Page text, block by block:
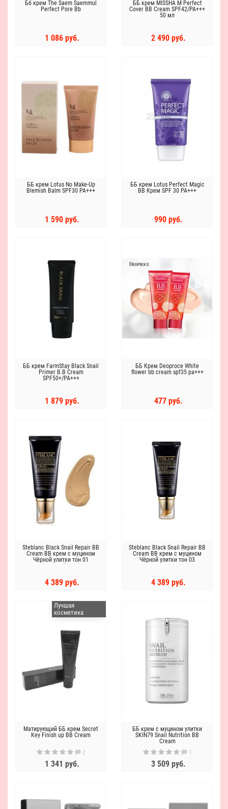
Бб крем The Saem Saemmul
Perfect Pore Bb
1 086 руб.
ББ крем MISSHA M Perfect
Cover BB Cream SPF42/PA+++
50 мл
2 490 руб.
ББ крем Lotus No Make-Up
Blemish Balm SPF30 PA+++
1 590 руб.
ББ крем Lotus Perfect Magic
BB Крем SPF 30 PA+++
990 руб.
ББ крем FarmStay Black Snail
Primer B.B Cream
SPF50+/PA+++
1 879 руб.
ББ Крем Deoproce White
flower bb cream spf35 pa+++
477 руб.
Steblanc Black Snail Repair BB
Cream ВВ крем с муцином
Чёрной улитки тон 01
4 389 руб.
Steblanc Black Snail Repair BB
Cream ВВ крем с муцином
Чёрной улитки тон 03
4 389 руб.
Лучшая
косметика
Матирующий ББ крем Secret
Key Finish up BB Cream
2
1 341 руб.
ББ крем с муцином улитки
SKIN79 Snail Nutrition BB
Cream
1
3 509 руб.